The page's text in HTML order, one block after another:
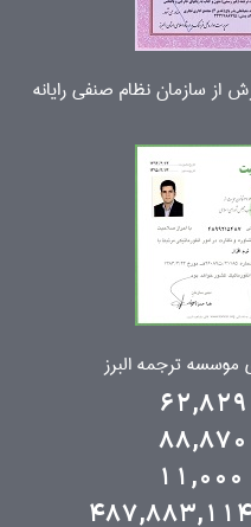
سازمان نظام صنفی رایانه
موسسه ترجمه البرز
62,829
88,870
11,000
487,883,114